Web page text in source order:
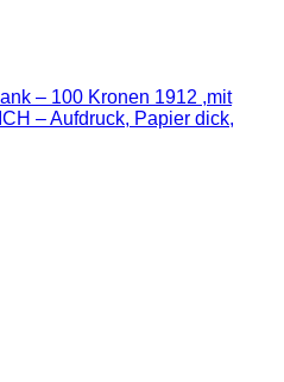
– 100 Kronen 1912 ,mit
– Aufdruck, Papier dick,